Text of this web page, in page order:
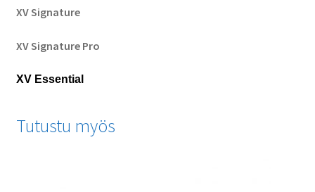
XV Signature
XV Signature Pro
XV Essential
Tutustu myös